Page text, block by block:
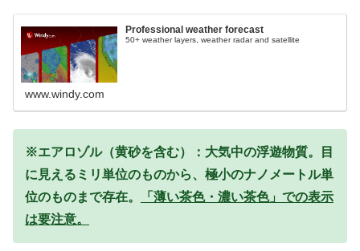
Professional weather forecast
50+ weather layers, weather radar and satellite
www.windy.com
※エアロゾル（黄砂を含む）：大気中の浮遊物質。目
に見えるミリ単位のものから、極小のナノメートル単
位のものまで存在。
「薄い茶色・濃い茶色」での表示
は要注意。